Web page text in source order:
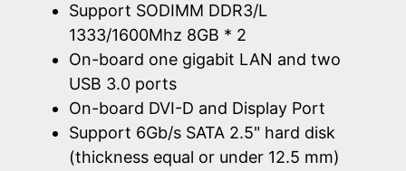
Support SODIMM DDR3/L
1333/1600Mhz 8GB * 2
On-board one gigabit LAN and two
USB 3.0 ports
On-board DVI-D and Display Port
Support 6Gb/s SATA 2.5" hard disk
(thickness equal or under 12.5 mm)